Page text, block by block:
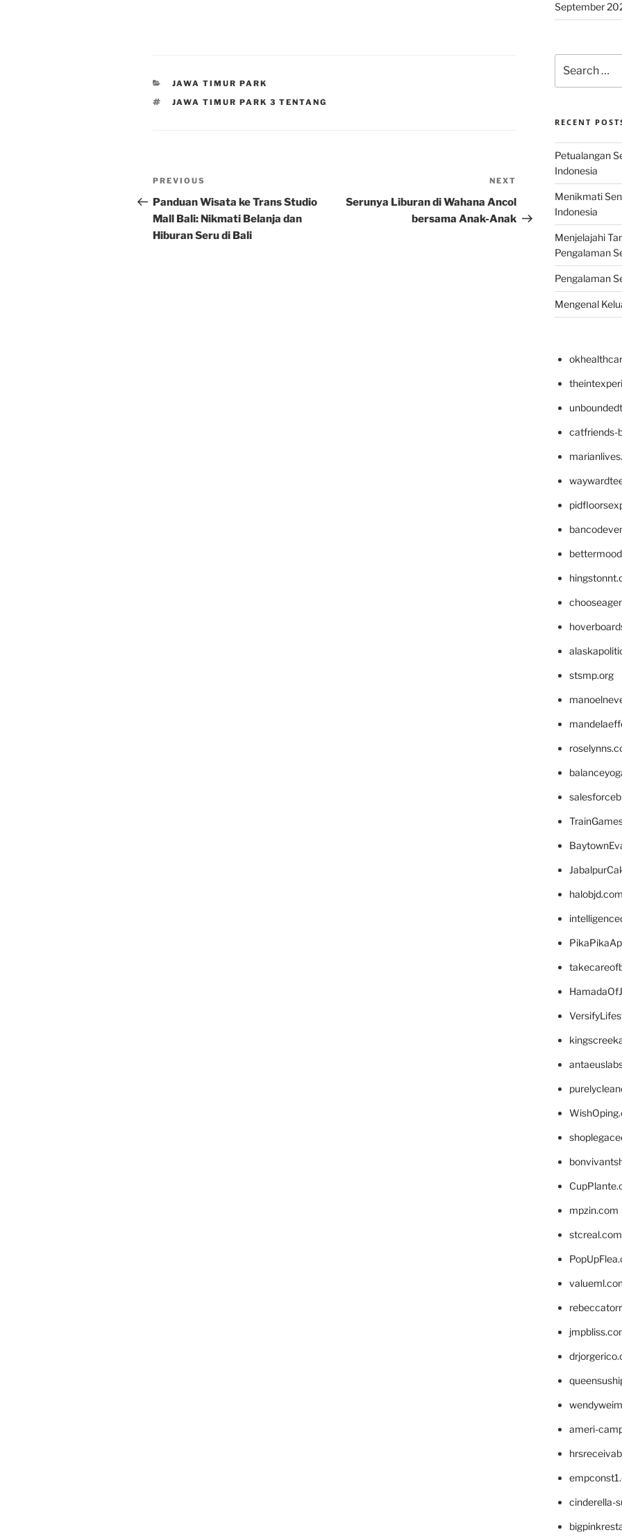
CATEGORIES
JAWA TIMUR PARK
TAGS
JAWA TIMUR PARK 3 TENTANG
Post
navigation
Previous
Post
PREVIOUS
Panduan Wisata ke Trans Studio
Mall Bali: Nikmati Belanja dan
Hiburan Seru di Bali
Post
NEXT
Serunya Liburan di Wahana Ancol
bersama Anak-Anak
September
for:
RECENT
Petualangan
Indonesia
Menikmati
Indonesia
Menjelajahi
Pengalaman
Pengalaman
Mengenal
catfriends-
stsmp.org
halobjd.com
mpzin.com
stcreal.com
ameri-
cinderella-